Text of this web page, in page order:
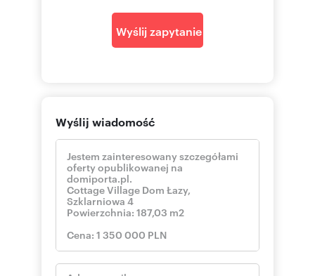
Wyślij zapytanie
Wyślij wiadomość